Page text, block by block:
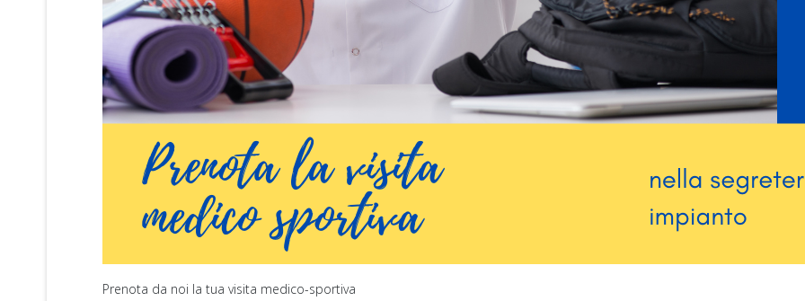
Prenota da noi la tua visita medico-sportiva